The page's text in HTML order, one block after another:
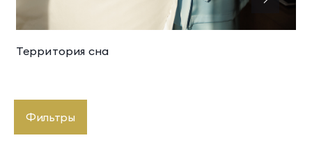
Территория сна
Фильтры